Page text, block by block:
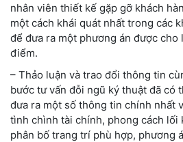
nhân viên thiết kế gặp gỡ khách
một cách khái quát nhất trong các
để đưa ra một phương án được cho
điểm.
– Thảo luận và trao đổi thông tin
bước tư vấn đỗi ngũ ký thuật đã có
đưa ra một số thông tin chính nhất
tình chình tài chính, phong cách
phân bố trang trí phù hợp, phương